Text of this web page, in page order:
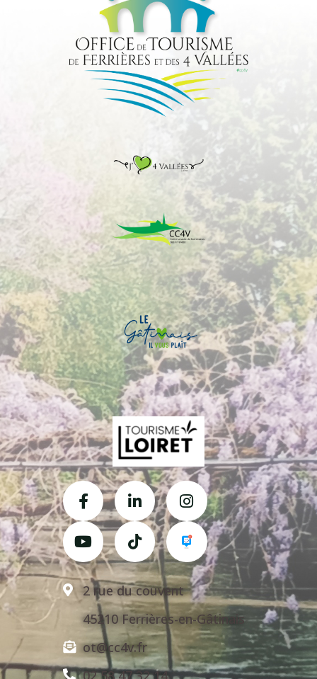
2 rue du couvent
45210 Ferrières-en-Gâtinais
ot@cc4v.fr
02 58 47 32 14